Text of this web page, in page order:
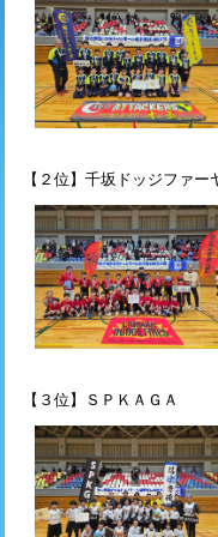
【２位】千坂ドッジファー
【３位】ＳＰＫＡＧＡ